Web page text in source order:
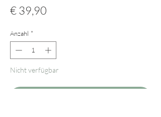
€ 39,90
Anzahl *
Nicht verfügbar